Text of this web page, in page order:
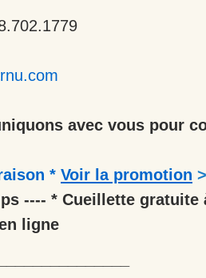
avec vous pour
* Voir la promotion >
---- * Cueillette gratuite
ligne